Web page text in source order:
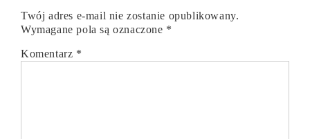
Twój adres e-mail nie zostanie opublikowany.
Wymagane pola są oznaczone *
Komentarz *